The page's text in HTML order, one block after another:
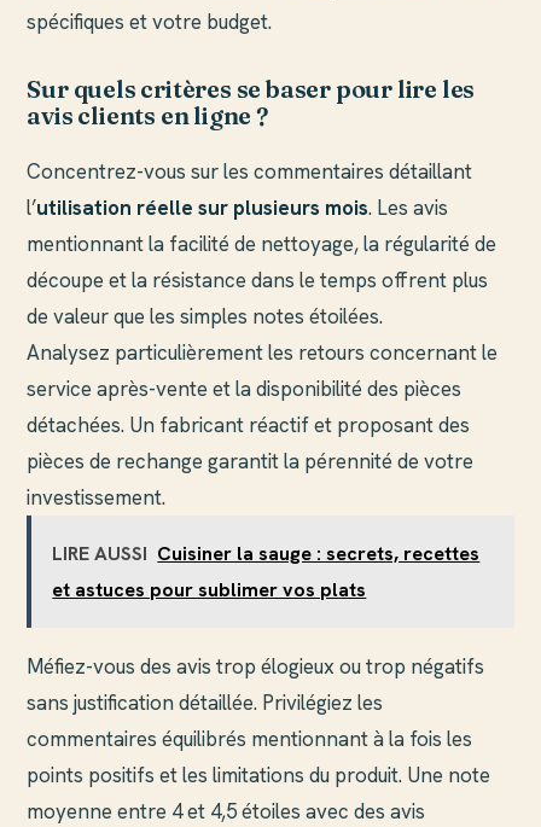
spécifiques et votre budget.
Sur quels critères se baser pour lire les
avis clients en ligne ?
Concentrez-vous sur les commentaires détaillant
l’utilisation réelle sur plusieurs mois. Les avis
mentionnant la facilité de nettoyage, la régularité de
découpe et la résistance dans le temps offrent plus
de valeur que les simples notes étoilées.
Analysez particulièrement les retours concernant le
service après-vente et la disponibilité des pièces
détachées. Un fabricant réactif et proposant des
pièces de rechange garantit la pérennité de votre
investissement.
LIRE AUSSI Cuisiner la sauge : secrets, recettes
et astuces pour sublimer vos plats
Méfiez-vous des avis trop élogieux ou trop négatifs
sans justification détaillée. Privilégiez les
commentaires équilibrés mentionnant à la fois les
points positifs et les limitations du produit. Une note
moyenne entre 4 et 4,5 étoiles avec des avis